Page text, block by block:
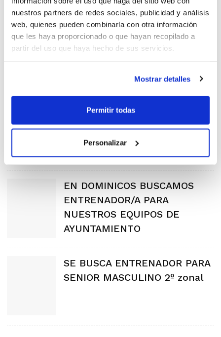
nuestros partners de redes sociales, publicidad y análisis
web, quienes pueden combinarla con otra información
que les haya proporcionado o que hayan recopilado a
partir del uso que haya hecho de sus servicios.
Mostrar detalles
Permitir todas
Personalizar
MASSALFASSAR BUSCAMOS
ENTENADORES PAR MINI Y
Entrenador nivel 1 Valencia
ciudad
EN DOMINICOS BUSCAMOS
ENTRENADOR/A PARA
NUESTROS EQUIPOS DE
AYUNTAMIENTO
SE BUSCA ENTRENADOR PARA
SENIOR MASCULINO 2º zonal